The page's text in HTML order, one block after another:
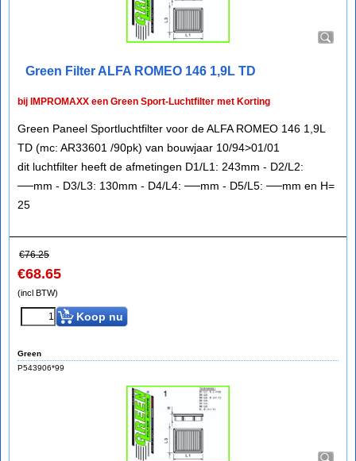
Green Filter ALFA ROMEO 146 1,9L TD
bij IMPROMAXX een Green Sport-Luchtfilter met Korting
Green Paneel Sportluchtfilter voor de ALFA ROMEO 146 1,9L
TD (mc: AR33601 /90pk) van bouwjaar 10/94>01/01
dit luchtfilter heeft de afmetingen D1/L1: 243mm - D2/L2:
──mm - D3/L3: 130mm - D4/L4: ──mm - D5/L5: ──mm en H=
25
€76.25
€68.65
(incl BTW)
Koop nu
Green
P543906*99